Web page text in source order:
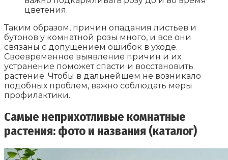
цветения.
Таким образом, причин опадания листьев и
бутонов у комнатной розы много, и все они
связаны с допущением ошибок в уходе.
Своевременное выявление причин и их
устранение поможет спасти и восстановить
растение. Чтобы в дальнейшем не возникало
подобных проблем, важно соблюдать меры
профилактики.
Самые неприхотливые комнатные
растения: фото и названия (каталог)